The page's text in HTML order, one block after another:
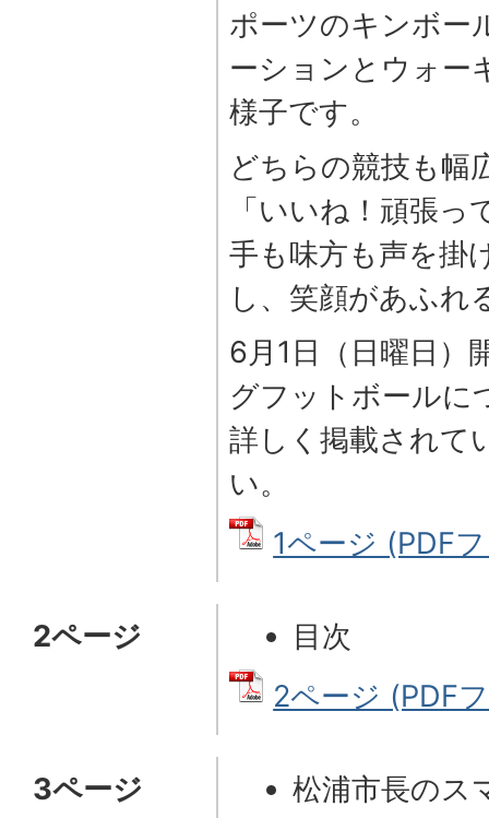
ポーツのキンボー
ーションとウォー
様子です。
どちらの競技も幅
「いいね！頑張
手も味方も声を掛
し、笑顔があふれ
6月1日（日曜日）
グフットボールに
詳しく掲載されて
い。
1ページ (PDF
2ページ
目次
2ページ (PDF
3ページ
松浦市長のス